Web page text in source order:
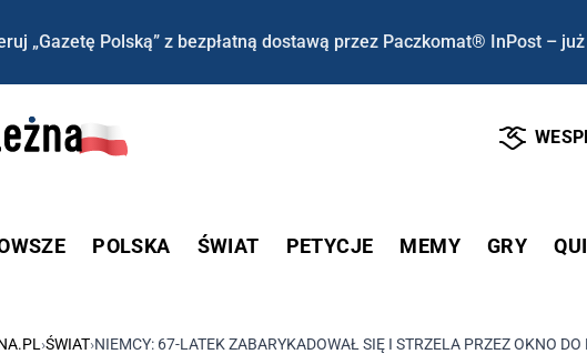
„Gazetę Polską” z bezpłatną dostawą przez Paczkomat® InPost –
POLSKA ŚWIAT PETYCJE MEMY GRY
›ŚWIAT›NIEMCY: 67-LATEK ZABARYKADOWAŁ SIĘ I STRZELA PRZEZ OKNO